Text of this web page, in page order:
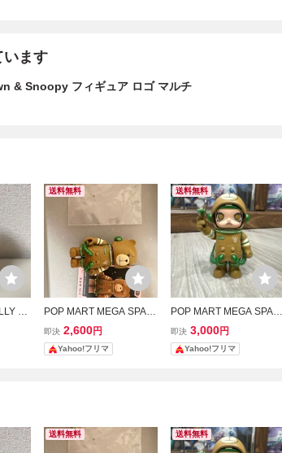
います
& Snoopy フィギュア ロゴ マルチ
10
送料無料
POP MART MEGA SPAC
E MOLLY 100% シリーズ
3
即決 2,600円
Yahoo!フリマ
送料無料
POP MART MEGA SPAC
E MOLLY 100% シリーズ
3 Ted
即決 3,000円
Yahoo!フリマ
送料無料 送料無料